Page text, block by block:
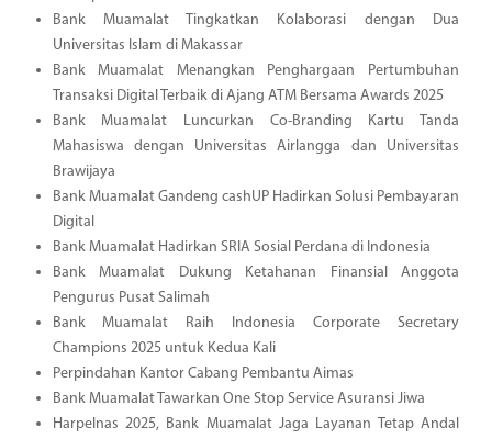
Bank Muamalat Tingkatkan Kolaborasi dengan Dua
Universitas Islam di Makassar
Bank Muamalat Menangkan Penghargaan Pertumbuhan
Transaksi Digital Terbaik di Ajang ATM Bersama Awards 2025
Bank Muamalat Luncurkan Co-Branding Kartu Tanda
Mahasiswa dengan Universitas Airlangga dan Universitas
Brawijaya
Bank Muamalat Gandeng cashUP Hadirkan Solusi Pembayaran
Digital
Bank Muamalat Hadirkan SRIA Sosial Perdana di Indonesia
Bank Muamalat Dukung Ketahanan Finansial Anggota
Pengurus Pusat Salimah
Bank Muamalat Raih Indonesia Corporate Secretary
Champions 2025 untuk Kedua Kali
Perpindahan Kantor Cabang Pembantu Aimas
Bank Muamalat Tawarkan One Stop Service Asuransi Jiwa
Harpelnas 2025, Bank Muamalat Jaga Layanan Tetap Andal